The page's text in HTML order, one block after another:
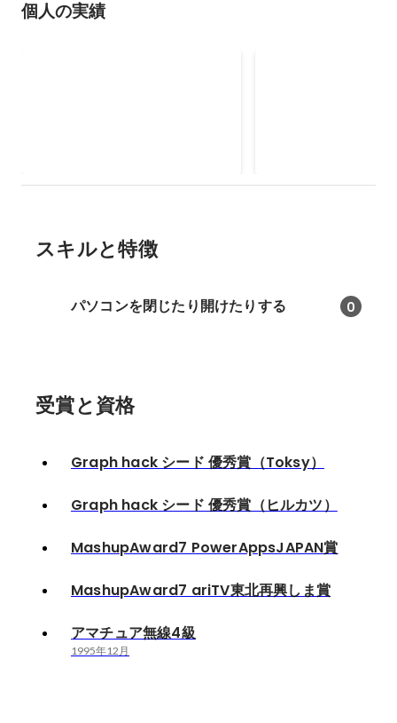
個人の実績
スキルと特徴
パソコンを閉じたり開けたりする 0
受賞と資格
Graph hack シード 優秀賞（Toksy）
Graph hack シード 優秀賞（ヒルカツ）
MashupAward7 PowerAppsJAPAN賞
MashupAward7 ariTV東北再興しま賞
アマチュア無線4級
1995年12月